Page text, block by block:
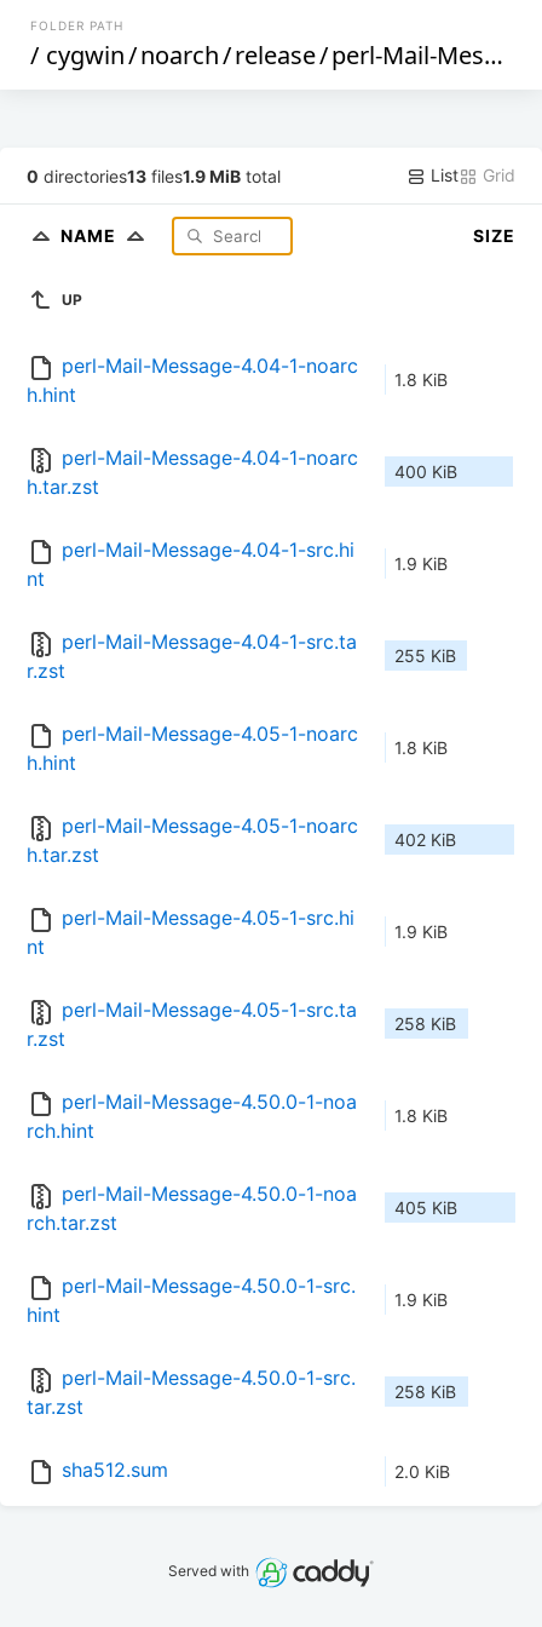
FOLDER PATH
/ cygwin/noarch/release/perl-Mail-Message
0 directories13 files1.9 MiB total List Grid
NAME SIZE
UP
perl-Mail-Message-4.04-1-noarc
h.hint
1.8 KiB
perl-Mail-Message-4.04-1-noarc
h.tar.zst
400 KiB
perl-Mail-Message-4.04-1-src.hi
nt
1.9 KiB
perl-Mail-Message-4.04-1-src.ta
r.zst
255 KiB
perl-Mail-Message-4.05-1-noarc
h.hint
1.8 KiB
perl-Mail-Message-4.05-1-noarc
h.tar.zst
402 KiB
perl-Mail-Message-4.05-1-src.hi
nt
1.9 KiB
perl-Mail-Message-4.05-1-src.ta
r.zst
258 KiB
perl-Mail-Message-4.50.0-1-noa
rch.hint
1.8 KiB
perl-Mail-Message-4.50.0-1-noa
rch.tar.zst
405 KiB
perl-Mail-Message-4.50.0-1-src.
hint
1.9 KiB
perl-Mail-Message-4.50.0-1-src.
tar.zst
258 KiB
sha512.sum 2.0 KiB
Served with